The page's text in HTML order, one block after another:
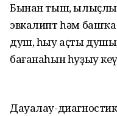
Бынан тыш,
эвкалипт һәм
душ, һыу аҫты
бағанаһын һуҙыу
Дауалау-